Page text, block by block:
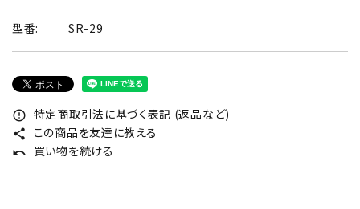
型番: SR-29
error_outline 特定商取引法に基づく表記 (返品など)
share この商品を友達に教える
undo 買い物を続ける